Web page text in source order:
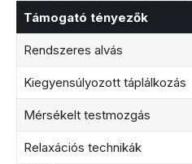
Támogató tényezők
Rendszeres alvás
Kiegyensúlyozott táplálkozás
Mérsékelt testmozgás
Relaxációs technikák